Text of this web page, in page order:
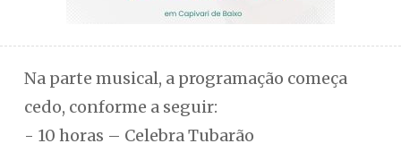
Na parte musical, a programação começa
cedo, conforme a seguir:
- 10 horas – Celebra Tubarão